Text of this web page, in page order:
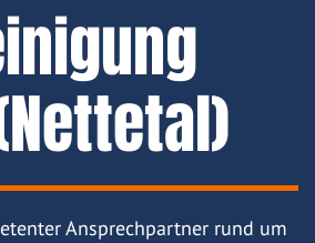
Ansprechpartner rund um